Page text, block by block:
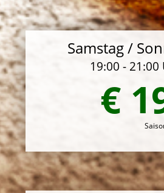
Samstag /
19:00 - 21:00
€